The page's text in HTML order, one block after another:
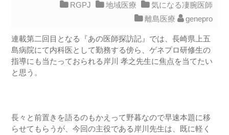
RGPJ
地域医療
気になる凄腕医師
離島医療
genepro
連載第二回目となる『あの医師探訪記』では、長崎県上五
島病院にて内科医として勤務する傍ら、ゲネプロ研修生の
指導にも当たっておられる岸川 孝之先生に焦点を当てたい
と思う。
長々と前置きを語るのもかえって野暮なので早速本題に移
らせてもらうが、今回の主役である岸川先生は、既に軽く